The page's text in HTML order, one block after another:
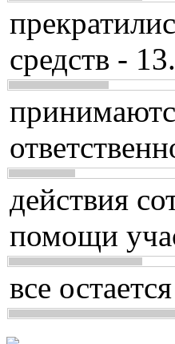
средств -
действия
помощи
все